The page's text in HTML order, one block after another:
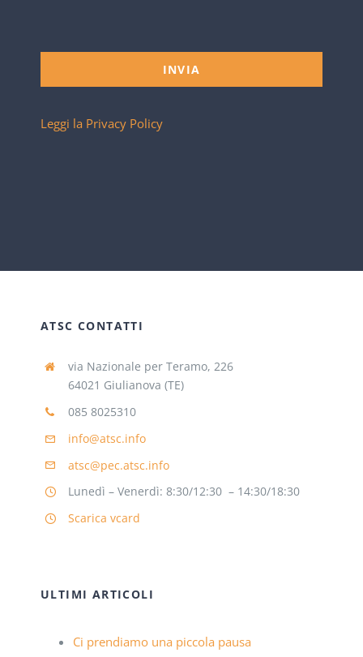
INVIA
Leggi la Privacy Policy
ATSC CONTATTI
via Nazionale per Teramo, 226
64021 Giulianova (TE)
085 8025310
info@atsc.info
atsc@pec.atsc.info
Lunedì – Venerdì: 8:30/12:30 – 14:30/18:30
Scarica vcard
ULTIMI ARTICOLI
Ci prendiamo una piccola pausa